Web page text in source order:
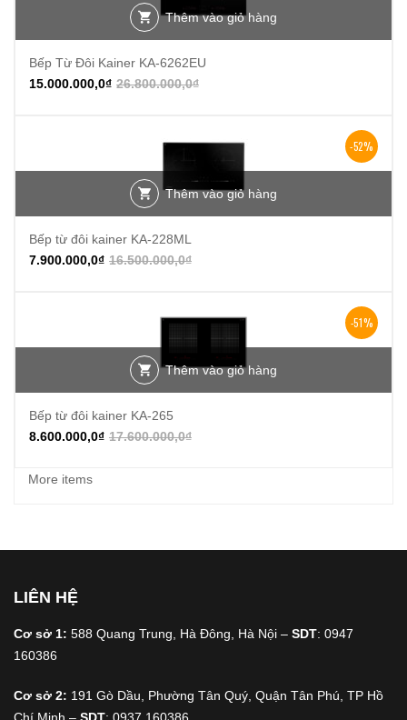
Thêm vào giỏ hàng
Bếp Từ Đôi Kainer KA-6262EU
26.800.000,0₫
15.000.000,0₫
-52%
Thêm vào giỏ hàng
Bếp từ đôi kainer KA-228ML
16.500.000,0₫
7.900.000,0₫
-51%
Thêm vào giỏ hàng
Bếp từ đôi kainer KA-265
17.600.000,0₫
8.600.000,0₫
More items
LIÊN HỆ
Cơ sở 1: 588 Quang Trung, Hà Đông, Hà Nội – SDT: 0947
160386
Cơ sở 2: 191 Gò Dầu, Phường Tân Quý, Quận Tân Phú, TP Hồ